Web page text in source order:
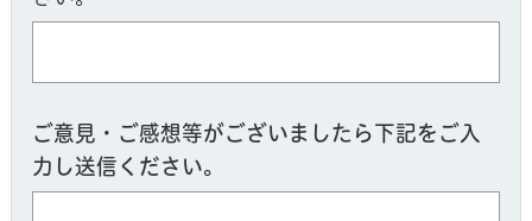
ご意見・ご感想等がございましたら下記をご入
力し送信ください。